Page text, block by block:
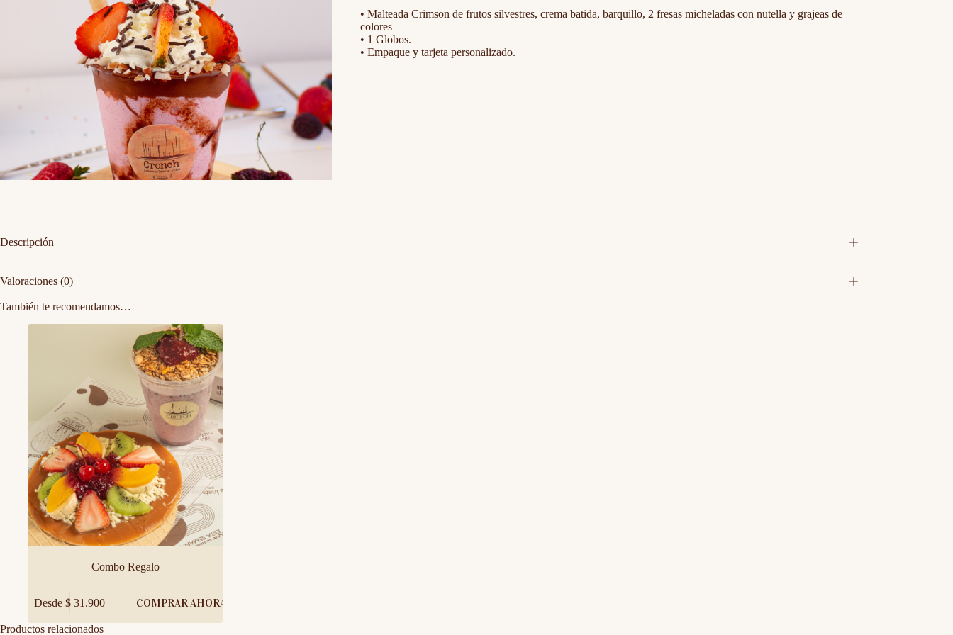
• Malteada Crimson de frutos silvestres, crema batida, barquillo, 2 fresas micheladas con nutella y grajeas de
colores
• 1 Globos.
• Empaque y tarjeta personalizado.
Descripción
Valoraciones (0)
También te recomendamos…
Combo Regalo
Desde$ 31.900 COMPRAR AHORA
producto
múltiples
Productos relacionados